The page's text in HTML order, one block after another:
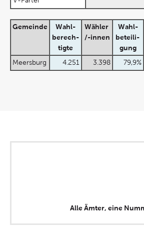
Gemeinde
Wahl-
berech-
tigte
Wähler
/-innen
Wahl-
beteili-
gung
Meersburg 4.251 3.398 79,9%
Alle Ämter, eine